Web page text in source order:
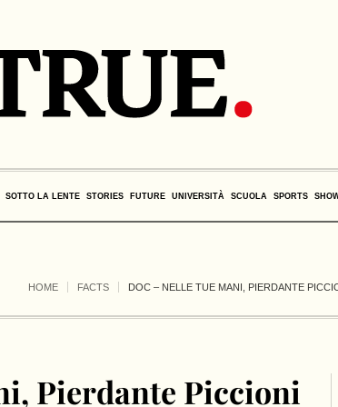
SOTTO LA LENTE STORIES FUTURE UNIVERSITÀ SCUOLA SPORTS
HOME FACTS DOC – NELLE TUE MANI, PIERDANTE
Pierdante Piccioni